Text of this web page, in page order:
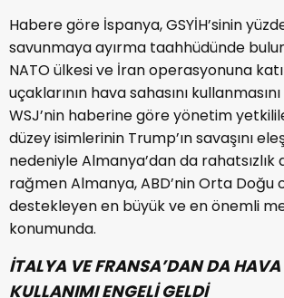
Habere göre İspanya, GSYİH’sinin
savunmaya ayırma taahhüdünde
NATO ülkesi ve İran operasyonuna
uçaklarının hava sahasını
WSJ’nin haberine göre yönetim
düzey isimlerinin Trump’ın savaşını
nedeniyle Almanya’dan da rahatsızlık
rağmen Almanya, ABD’nin Orta Doğu
destekleyen en büyük ve en önemli
konumunda.
İTALYA VE FRANSA’DAN DA HAVA
KULLANIMI ENGELİ GELDİ